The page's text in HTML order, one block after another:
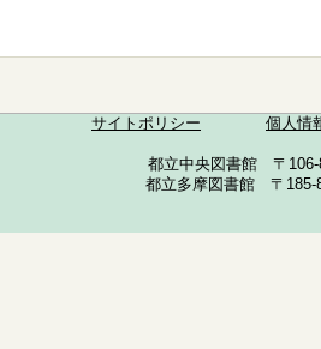
サイトポリシー 個人情
都立中央図書館 〒
都立多摩図書館 〒185-